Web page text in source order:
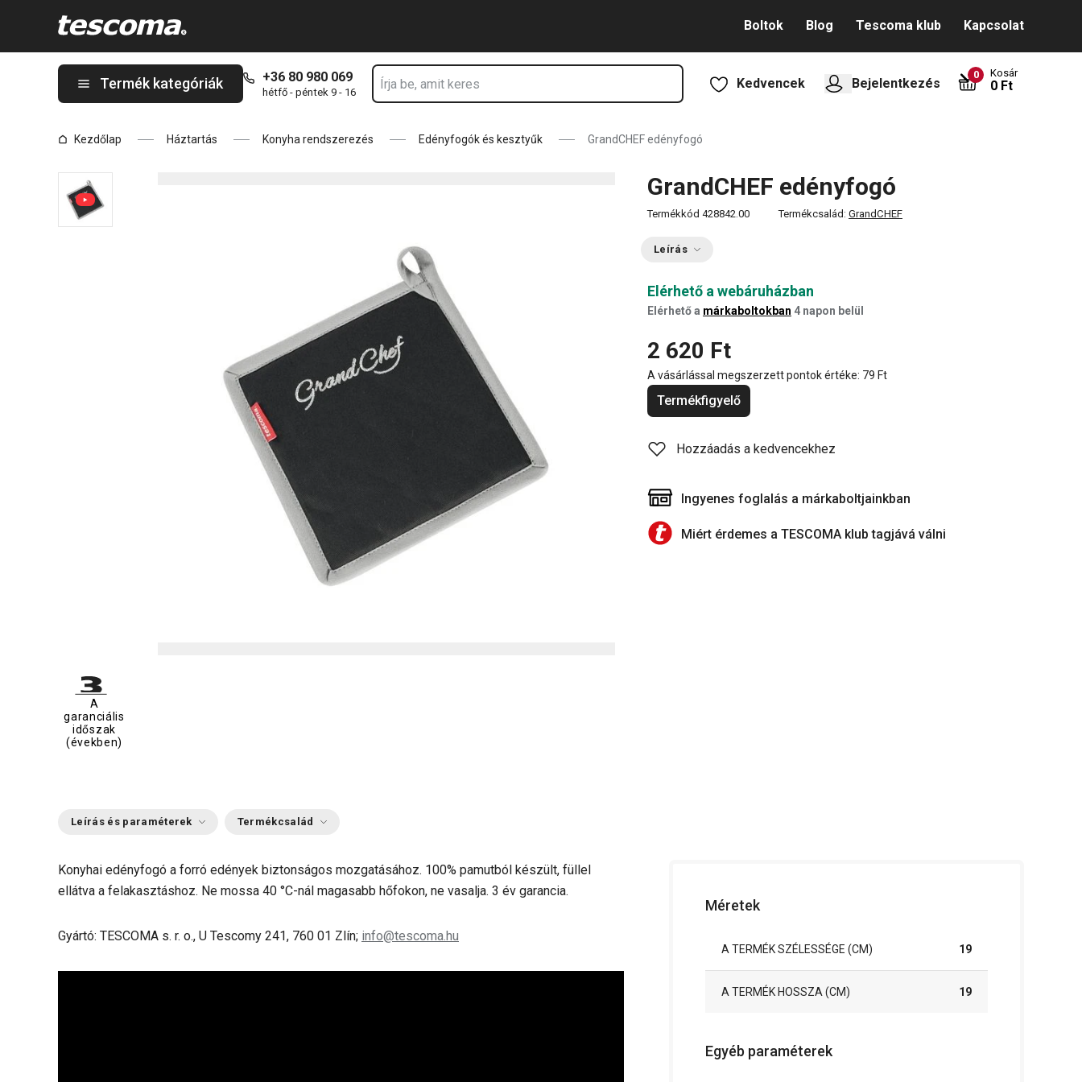
Boltok Blog Tescoma klub Kapcsolat
Termék kategóriák +36 80 980 069
hétfő - péntek 9 - 16
Kedvencek Bejelentkezés
0 Kosár
0 Ft
Kezdőlap Háztartás Konyha rendszerezés Edényfogók és kesztyűk GrandCHEF edényfogó
GrandCHEF edényfogó
Termékkód 428842.00 Termékcsalád: GrandCHEF
Leírás
Elérhető a webáruházban
Elérhető a márkaboltokban 4 napon belül
2 620 Ft
A vásárlással megszerzett pontok értéke: 79 Ft
Termékfigyelő
Hozzáadás a kedvencekhez
Ingyenes foglalás a márkaboltjainkban
Miért érdemes a TESCOMA klub tagjává válni
A
garanciális
időszak
(években)
Leírás és paraméterek Termékcsalád
Konyhai edényfogó a forró edények biztonságos mozgatásához. 100% pamutból készült, füllel
ellátva a felakasztáshoz. Ne mossa 40 °C-nál magasabb hőfokon, ne vasalja. 3 év garancia.
Gyártó: TESCOMA s. r. o., U Tescomy 241, 760 01 Zlín; info@tescoma.hu
Méretek
A TERMÉK SZÉLESSÉGE (CM) 19
A TERMÉK HOSSZA (CM) 19
Egyéb paraméterek